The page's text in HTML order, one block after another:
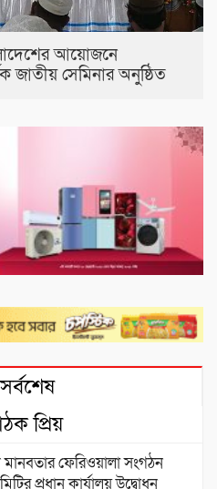
আয়োজনে
জাতীয় সেমিনার অনুষ্ঠিত
প্রিয়
মানবতার ফেরিওয়ালা সংগঠন
প্রধান কার্যালয় উদ্বোধন